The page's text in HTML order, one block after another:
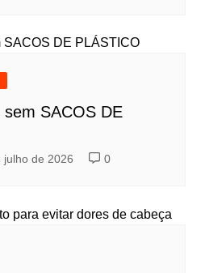
SACOS DE
julho de 2026 0